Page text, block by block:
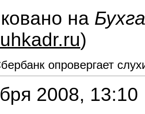
на
)
опровергает
2008, 13:10